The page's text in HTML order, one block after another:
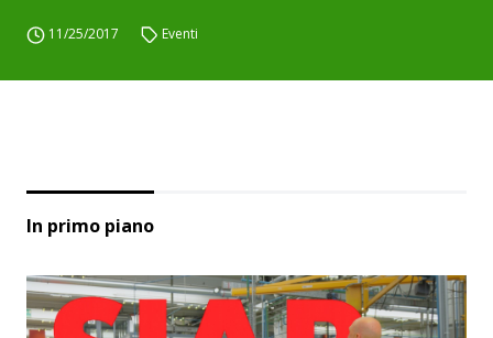
11/25/2017 Eventi
In primo piano